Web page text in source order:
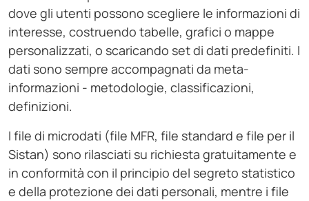
dove gli utenti possono scegliere le informazioni di
interesse, costruendo tabelle, grafici o mappe
personalizzati, o scaricando set di dati predefiniti. I
dati sono sempre accompagnati da meta-
informazioni - metodologie, classificazioni,
definizioni.
I file di microdati (file MFR, file standard e file per il
Sistan) sono rilasciati su richiesta gratuitamente e
in conformità con il principio del segreto statistico
e della protezione dei dati personali, mentre i file